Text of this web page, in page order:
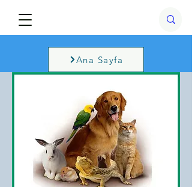
Ana Sayfa